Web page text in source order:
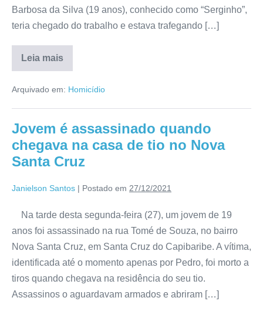
Barbosa da Silva (19 anos), conhecido como “Serginho”,
teria chegado do trabalho e estava trafegando […]
Leia mais
Arquivado em: Homicídio
Jovem é assassinado quando
chegava na casa de tio no Nova
Santa Cruz
Janielson Santos | Postado em 27/12/2021
Na tarde desta segunda-feira (27), um jovem de 19
anos foi assassinado na rua Tomé de Souza, no bairro
Nova Santa Cruz, em Santa Cruz do Capibaribe. A vítima,
identificada até o momento apenas por Pedro, foi morto a
tiros quando chegava na residência do seu tio.
Assassinos o aguardavam armados e abriram […]